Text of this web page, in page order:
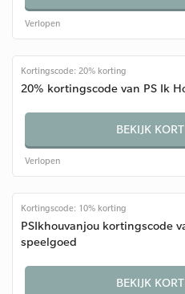
Verlopen
Kortingscode: 20% korting
20% kortingscode van PS Ik
BEKIJK
Verlopen
Kortingscode: 10% korting
PSIkhouvanjou kortingscode
speelgoed
BEKIJK